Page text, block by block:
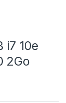
i7 10e
2Go